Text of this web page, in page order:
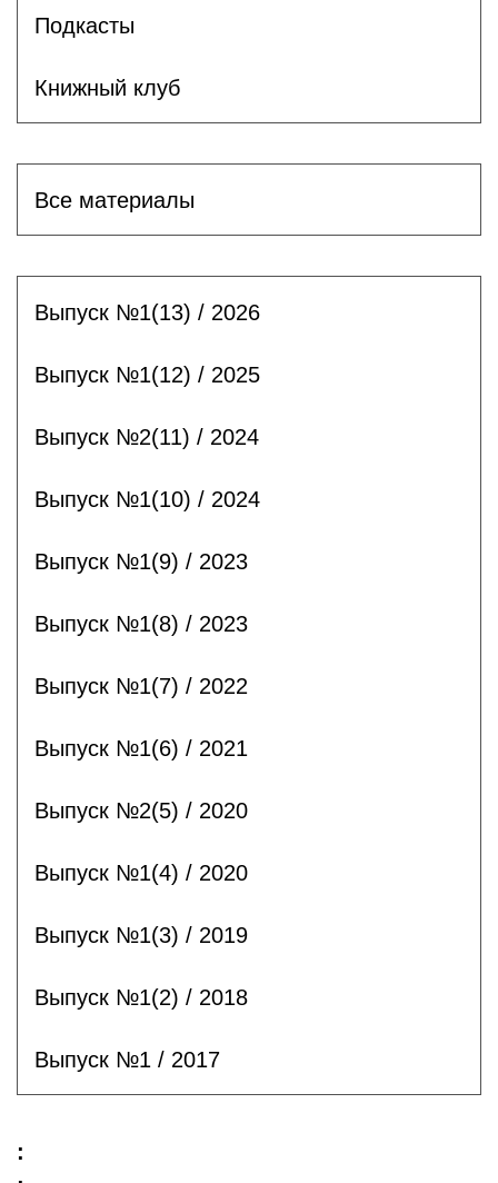
Подкасты
Книжный клуб
Все материалы
Выпуск №1(13) / 2026
Выпуск №1(12) / 2025
Выпуск №2(11) / 2024
Выпуск №1(10) / 2024
Выпуск №1(9) / 2023
Выпуск №1(8) / 2023
Выпуск №1(7) / 2022
Выпуск №1(6) / 2021
Выпуск №2(5) / 2020
Выпуск №1(4) / 2020
Выпуск №1(3) / 2019
Выпуск №1(2) / 2018
Выпуск №1 / 2017
: